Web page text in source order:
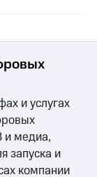
и услугах
и медиа,
запуска и
компании